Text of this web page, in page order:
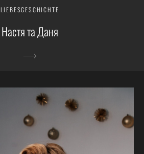
LIEBESGESCHICHTE
Настя та Даня